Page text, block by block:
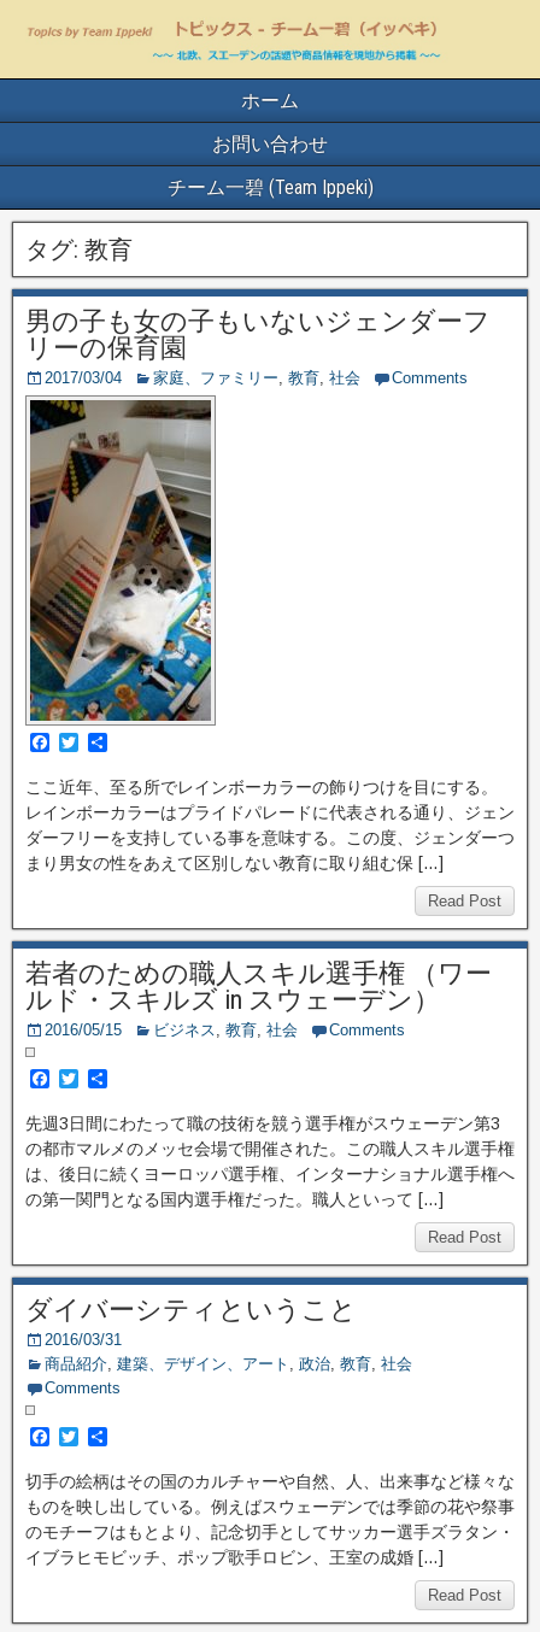
ホーム
お問い合わせ
チーム一碧 (Team Ippeki)
タグ: 教育
男の子も女の子もいないジェンダーフ
リーの保育園
2017/03/04 家庭、ファミリー, 教育, 社会 Comments
F
c
e
b
o
o
k
T
i
t
t
e
r
ここ近年、至る所でレインボーカラーの飾りつけを目にする。
レインボーカラーはプライドパレードに代表される通り、ジェン
ダーフリーを支持している事を意味する。この度、ジェンダーつ
まり男女の性をあえて区別しない教育に取り組む保 […]
Read Post
若者のための職人スキル選手権 （ワー
ルド・スキルズ in スウェーデン）
2016/05/15 ビジネス, 教育, 社会 Comments
F
c
e
b
o
o
k
T
i
t
t
e
r
先週3日間にわたって職の技術を競う選手権がスウェーデン第3
の都市マルメのメッセ会場で開催された。この職人スキル選手権
は、後日に続くヨーロッパ選手権、インターナショナル選手権へ
の第一関門となる国内選手権だった。職人といって […]
Read Post
ダイバーシティということ
2016/03/31
商品紹介, 建築、デザイン、アート , 政治, 教育, 社会
Comments
F
c
e
b
o
o
k
T
i
t
t
e
r
切手の絵柄はその国のカルチャーや自然、人、出来事など様々な
ものを映し出している。例えばスウェーデンでは季節の花や祭事
のモチーフはもとより、記念切手としてサッカー選手ズラタン・
イブラヒモビッチ、ポップ歌手ロビン、王室の成婚 […]
Read Post